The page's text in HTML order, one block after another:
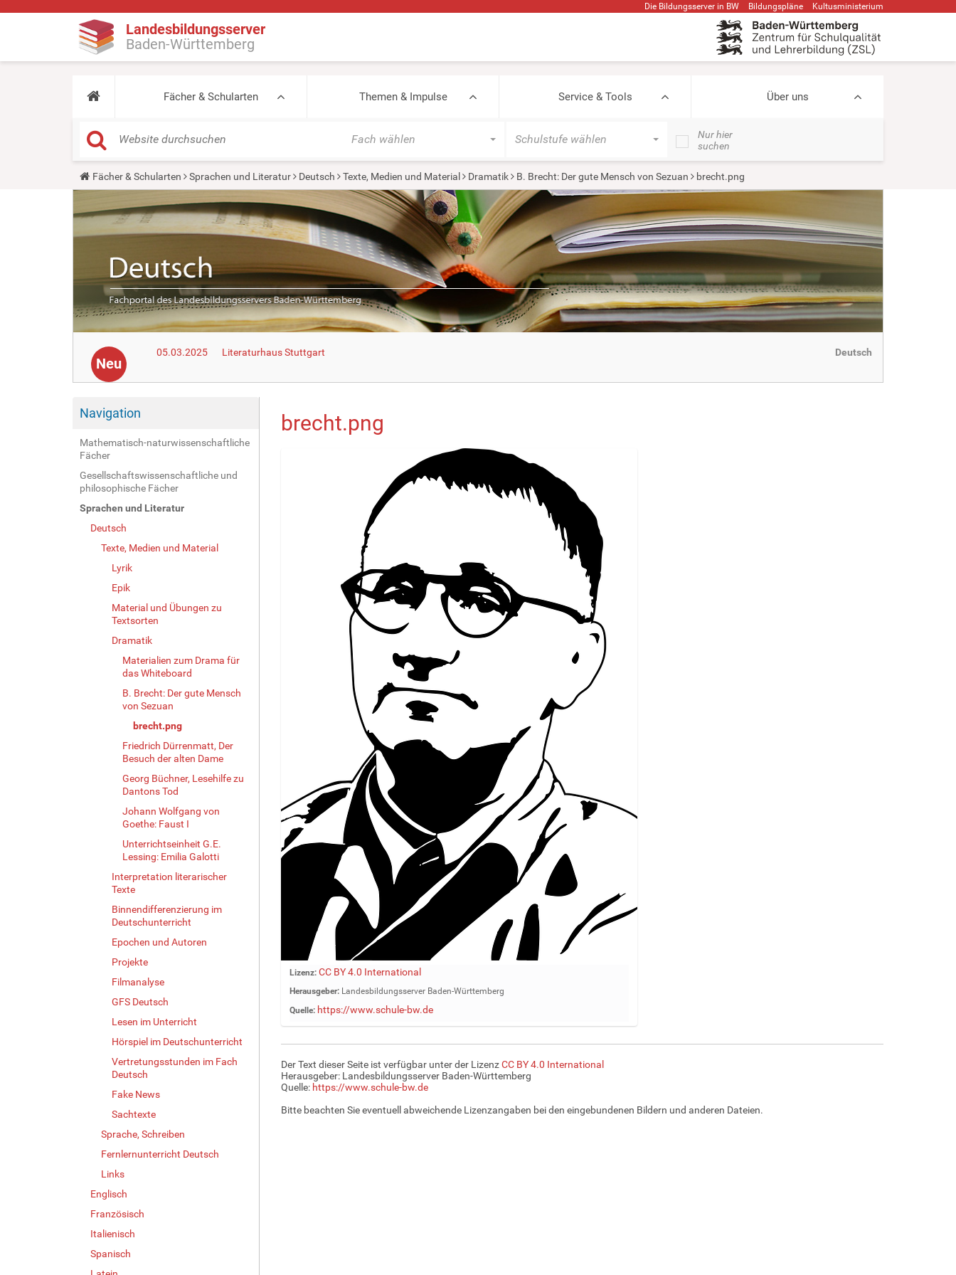
Die Bildungsserver in BW Bildungspläne Kultusministerium
Landesbildungsserver
Baden-Württemberg
Fächer & Schularten Themen & Impulse Service & Tools Über uns
Fach wählen Schulstufe wählen
Nur hier
suchen
Y
o
a
r
e
Fächer & Schularten Sprachen und Literatur Deutsch Texte, Medien und Material Dramatik B. Brecht: Der gute Mensch von Sezuan brecht.png
Neu
05.03.2025 Literaturhaus Stuttgart Deutsch
Navigation
Mathematisch-naturwissenschaftliche
Fächer
Gesellschaftswissenschaftliche und
philosophische Fächer
Sprachen und Literatur
Deutsch
Texte, Medien und Material
Lyrik
Epik
Material und Übungen zu
Textsorten
Dramatik
Materialien zum Drama für
das Whiteboard
B. Brecht: Der gute Mensch
von Sezuan
brecht.png
Friedrich Dürrenmatt, Der
Besuch der alten Dame
Georg Büchner, Lesehilfe zu
Dantons Tod
Johann Wolfgang von
Goethe: Faust I
Unterrichtseinheit G.E.
Lessing: Emilia Galotti
Interpretation literarischer
Texte
Binnendifferenzierung im
Deutschunterricht
Epochen und Autoren
Projekte
Filmanalyse
GFS Deutsch
Lesen im Unterricht
Hörspiel im Deutschunterricht
Vertretungsstunden im Fach
Deutsch
Fake News
Sachtexte
Sprache, Schreiben
Fernlernunterricht Deutsch
Links
Englisch
Französisch
Italienisch
Spanisch
brecht.png
Z
g
e
B
l
d
n
Lizenz: CC BY 4.0 International
Herausgeber:Landesbildungsserver Baden-Württemberg
Quelle: https://www.schule-bw.de
Der Text dieser Seite ist verfügbar unter der LizenzCC BY 4.0 International
Herausgeber: Landesbildungsserver Baden-Württemberg
Quelle: https://www.schule-bw.de
Bitte beachten Sie eventuell abweichende Lizenzangaben bei den eingebundenen Bildern und anderen Dateien.